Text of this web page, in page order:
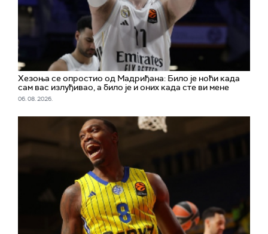
Хезоња се опростио од Мадриђана: Било је ноћи када
сам вас излуђивао, а било је и оних када сте ви мене
06. 08. 2026.